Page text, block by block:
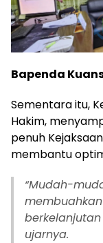
Bapenda
Sementara itu,
Hakim,
penuh
membantu
“Mudah-
ujarnya.